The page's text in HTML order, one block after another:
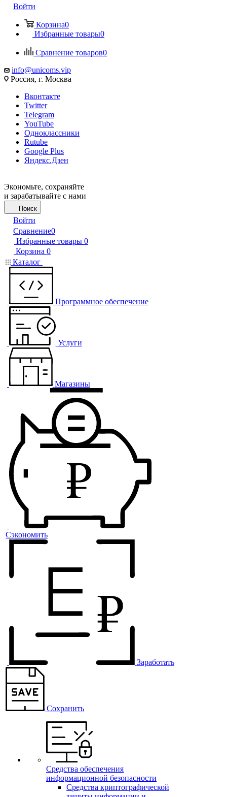
Войти
Корзина0
Избранные товары0
Сравнение товаров0
info@unicoms.vip
Россия, г. Москва
Вконтакте
Twitter
Telegram
YouTube
Одноклассники
Rutube
Google Plus
Яндекс.Дзен
Экономьте, сохраняйте
и зарабатывайте с нами
Поиск
Войти
Сравнение0
Избранные товары 0
Корзина 0
Каталог
Программное обеспечение
Услуги
Магазины
Сэкономить
Заработать
Сохранить
Средства обеспечения
информационной безопасности
Средства криптографической